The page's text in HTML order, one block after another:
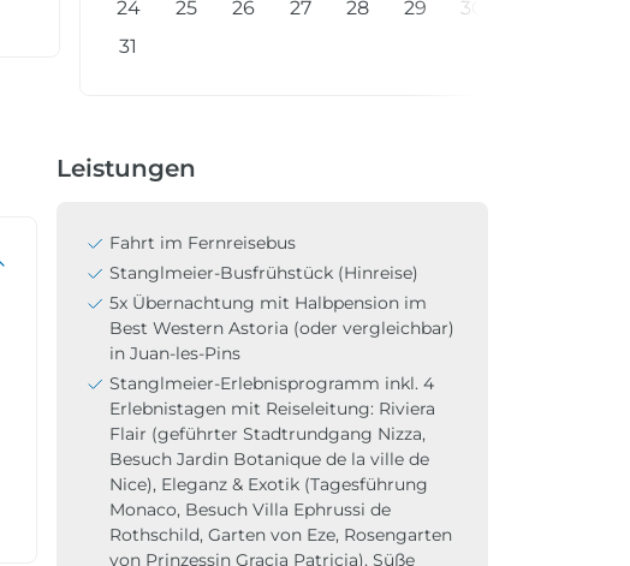
24
25 26 27 28 29
30
31
Leistungen
Fahrt im Fernreisebus
Stanglmeier-Busfrühstück (Hinreise)
5x Übernachtung mit Halbpension im
Best Western Astoria (oder vergleichbar)
in Juan-les-Pins
Stanglmeier-Erlebnisprogramm inkl. 4
Erlebnistagen mit Reiseleitung: Riviera
Flair (geführter Stadtrundgang Nizza,
Besuch Jardin Botanique de la ville de
Nice), Eleganz & Exotik (Tagesführung
Monaco, Besuch Villa Ephrussi de
Rothschild, Garten von Eze, Rosengarten
von Prinzessin Gracia Patricia), Süße